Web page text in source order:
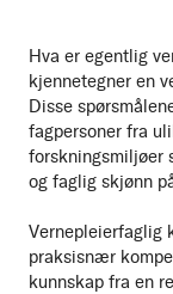
Hva er egentlig
kjennetegner en
Disse
fagpersoner fra
forskningsmiljøer
og faglig skjønn
Vernepleierfaglig
praksisnær
kunnskap fra en